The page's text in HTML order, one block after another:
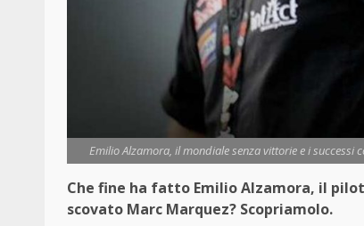
Emilio Alzamora, il mondiale senza vittorie e i
Che fine ha fatto Emilio Alzamora, il
scovato Marc Marquez? Scopriamolo.